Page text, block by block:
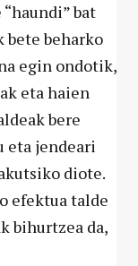
bat
bete beharko
egin ondotik,
eta haien
bere
eta jendeari
diote.
efektua talde
bihurtzea da,